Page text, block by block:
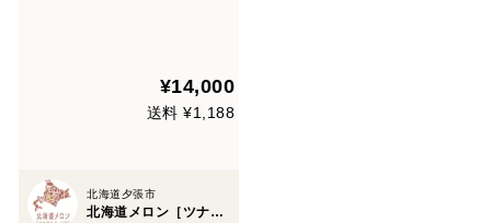
¥14,000
送料 ¥1,188
北海道夕張市
北海道メロン［ツナガルティアラ］